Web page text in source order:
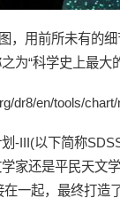
图，用前所未有的
为“科学史上最大
dr8/en/tools/
III(以下简称
家还是平民天文
一起，最终打造